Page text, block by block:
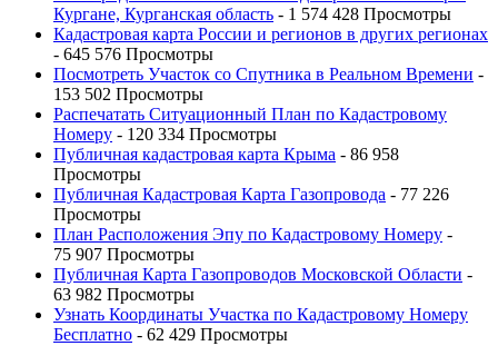
Кургане, Курганская область - 1 574 428 Просмотры
Кадастровая карта России и регионов в других регионах
- 645 576 Просмотры
Посмотреть Участок со Спутника в Реальном Времени -
153 502 Просмотры
Распечатать Ситуационный План по Кадастровому
Номеру - 120 334 Просмотры
Публичная кадастровая карта Крыма - 86 958
Просмотры
Публичная Кадастровая Карта Газопровода - 77 226
Просмотры
План Расположения Эпу по Кадастровому Номеру -
75 907 Просмотры
Публичная Карта Газопроводов Московской Области -
63 982 Просмотры
Узнать Координаты Участка по Кадастровому Номеру
Бесплатно - 62 429 Просмотры